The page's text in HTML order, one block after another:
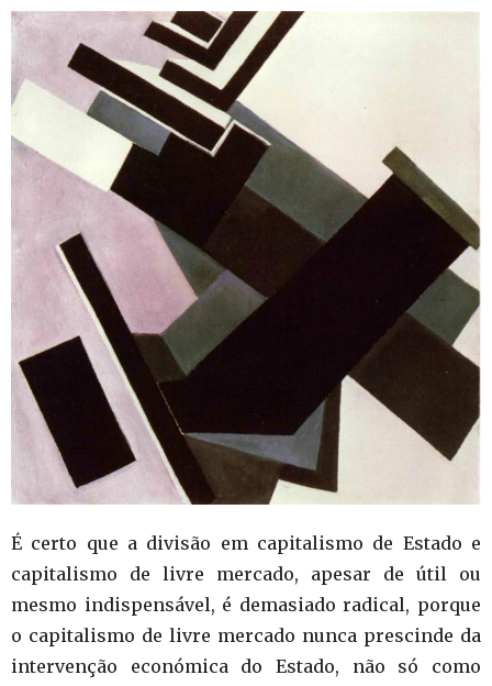
É certo que a divisão em capitalismo de Estado e
capitalismo de livre mercado, apesar de útil ou
mesmo indispensável, é demasiado radical, porque
o capitalismo de livre mercado nunca prescinde da
intervenção económica do Estado, não só como